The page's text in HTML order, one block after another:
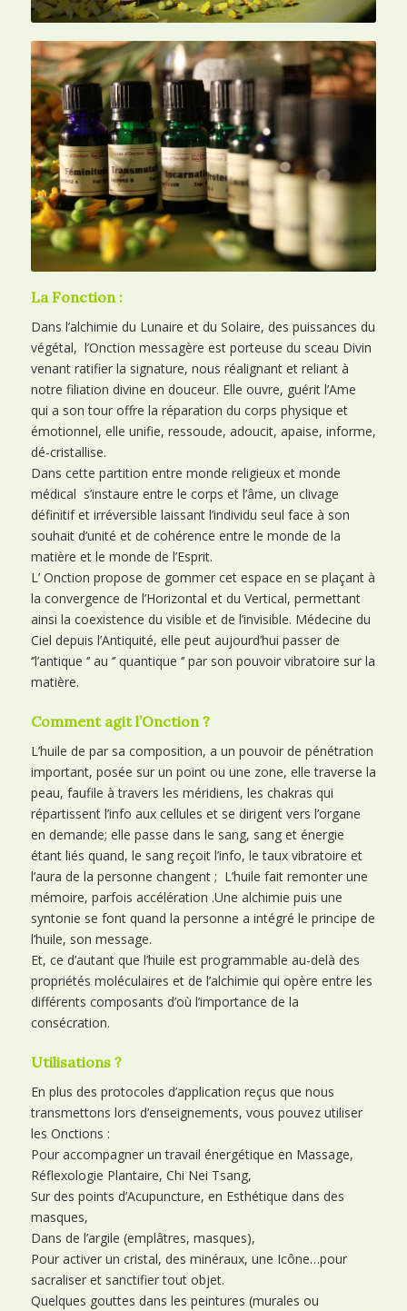
La Fonction :
Dans l’alchimie du Lunaire et du Solaire, des puissances du
végétal, l’Onction messagère est porteuse du sceau Divin
venant ratifier la signature, nous réalignant et reliant à
notre filiation divine en douceur. Elle ouvre, guérit l’Ame
qui a son tour offre la réparation du corps physique et
émotionnel, elle unifie, ressoude, adoucit, apaise, informe,
dé-cristallise.
Dans cette partition entre monde religieux et monde
médical s’instaure entre le corps et l’âme, un clivage
définitif et irréversible laissant l’individu seul face à son
souhait d’unité et de cohérence entre le monde de la
matière et le monde de l’Esprit.
L’ Onction propose de gommer cet espace en se plaçant à
la convergence de l’Horizontal et du Vertical, permettant
ainsi la coexistence du visible et de l’invisible. Médecine du
Ciel depuis l’Antiquité, elle peut aujourd’hui passer de
‘’l’antique ‘’ au ‘’ quantique ‘’ par son pouvoir vibratoire sur la
matière.
Comment agit l’Onction ?
L’huile de par sa composition, a un pouvoir de pénétration
important, posée sur un point ou une zone, elle traverse la
peau, faufile à travers les méridiens, les chakras qui
répartissent l’info aux cellules et se dirigent vers l’organe
en demande; elle passe dans le sang, sang et énergie
étant liés quand, le sang reçoit l’info, le taux vibratoire et
l’aura de la personne changent ; L’huile fait remonter une
mémoire, parfois accélération .Une alchimie puis une
syntonie se font quand la personne a intégré le principe de
l’huile, son message.
Et, ce d’autant que l’huile est programmable au-delà des
propriétés moléculaires et de l’alchimie qui opère entre les
différents composants d’où l’importance de la
consécration.
Utilisations ?
En plus des protocoles d’application reçus que nous
transmettons lors d’enseignements, vous pouvez utiliser
les Onctions :
Pour accompagner un travail énergétique en Massage,
Réflexologie Plantaire, Chi Nei Tsang,
Sur des points d’Acupuncture, en Esthétique dans des
masques,
Dans de l’argile (emplâtres, masques),
Pour activer un cristal, des minéraux, une Icône…pour
sacraliser et sanctifier tout objet.
Quelques gouttes dans les peintures (murales ou